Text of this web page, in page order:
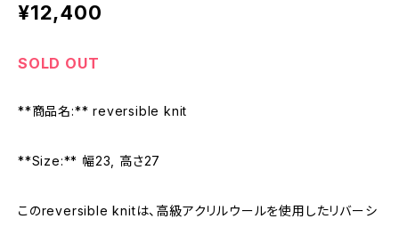
¥12,400
SOLD OUT
**商品名:** reversible knit
**Size:** 幅23, 高さ27
このreversible knitは、高級アクリルウールを使用したリバーシ